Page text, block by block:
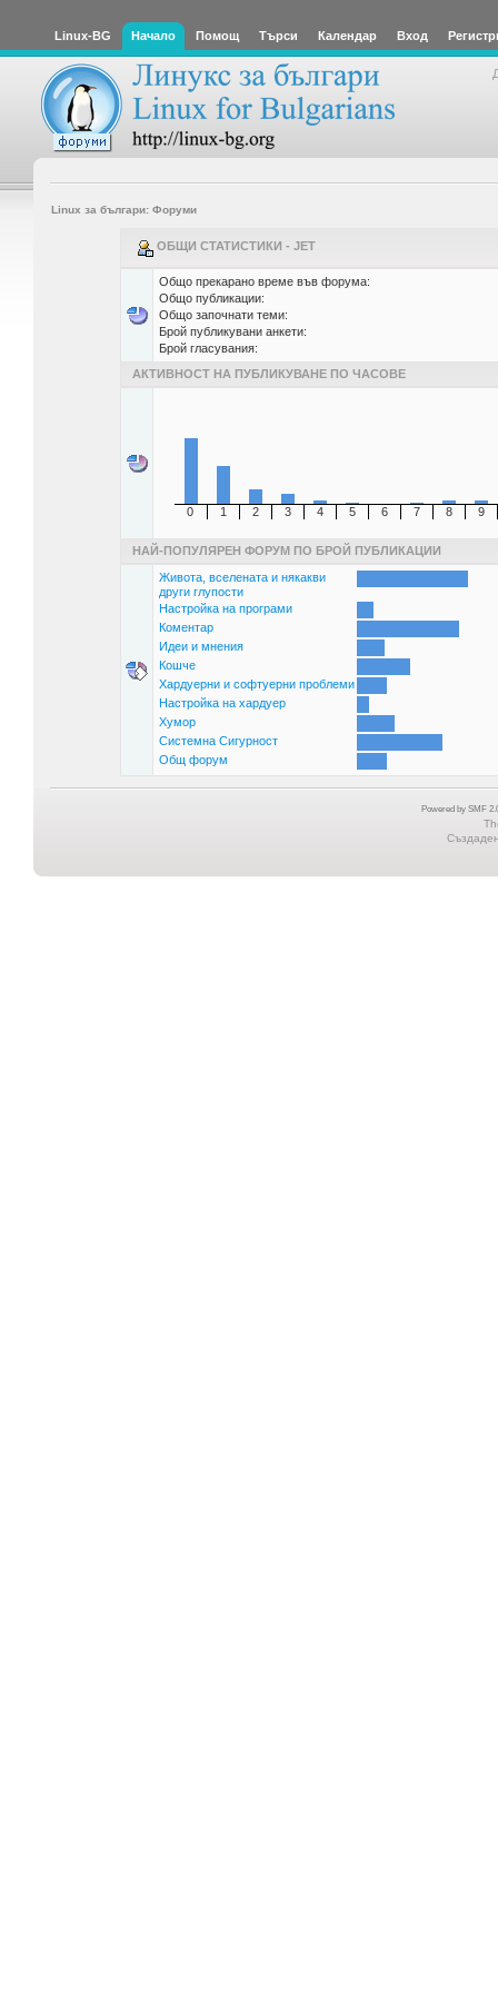
Linux-BG Начало Помощ Търси Календар Вход
Linux за българи: Форуми
ОБЩИ СТАТИСТИКИ - JET
Общо прекарано време във форума:
Общо публикации:
Общо започнати теми:
Брой публикувани анкети:
Брой гласувания:
АКТИВНОСТ НА ПУБЛИКУВАНЕ ПО ЧАСОВЕ
0 1 2 3 4 5 6 7 8 9
НАЙ-ПОПУЛЯРЕН ФОРУМ ПО БРОЙ ПУБЛИКАЦИИ
Живота, вселената и някакви
други глупости
Настройка на програми
Коментар
Идеи и мнения
Кошче
Хардуерни и софтуерни проблеми
Настройка на хардуер
Хумор
Системна Сигурност
Общ форум
Powered by SMF